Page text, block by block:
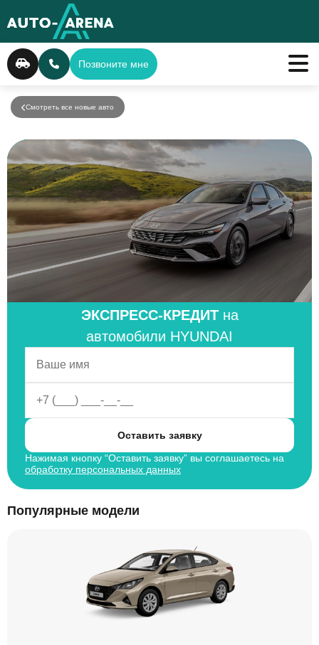
Позвоните мне
Смотреть все новые авто
ЭКСПРЕСС-КРЕДИТ на
автомобили HYUNDAI
Оставить заявку
Нажимая кнопку “Оставить заявку” вы соглашаетесь на
обработку персональных данных
Популярные модели